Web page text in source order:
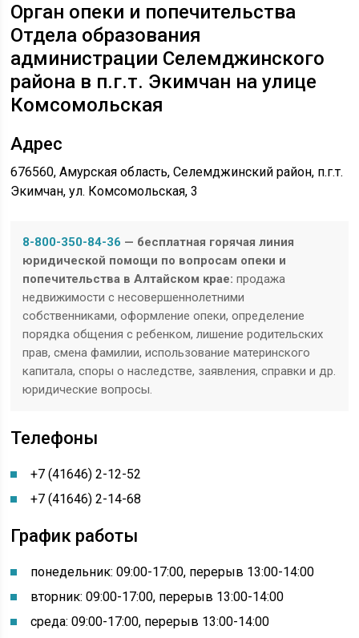
Орган опеки и попечительства
Отдела образования
администрации Селемджинского
района в п.г.т. Экимчан на улице
Комсомольская
Адрес
676560, Амурская область, Селемджинский район, п.г.т.
Экимчан, ул. Комсомольская, 3
8-800-350-84-36 — бесплатная горячая линия
юридической помощи по вопросам опеки и
попечительства в Алтайском крае:продажа
недвижимости с несовершеннолетними
собственниками, оформление опеки, определение
порядка общения с ребенком, лишение родительских
прав, смена фамилии, использование материнского
капитала, споры о наследстве, заявления, справки и др.
юридические вопросы.
Телефоны
+7 (41646) 2-12-52
+7 (41646) 2-14-68
График работы
понедельник: 09:00-17:00, перерыв 13:00-14:00
вторник: 09:00-17:00, перерыв 13:00-14:00
среда: 09:00-17:00, перерыв 13:00-14:00